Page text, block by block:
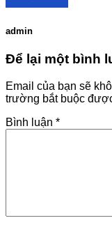
admin
Để lại một bình
Email của bạn sẽ
trường bắt buộc
Bình luận *